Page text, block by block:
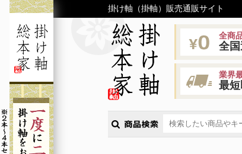
掛け軸（掛軸）販売通販サイト
全商
全
業界
最